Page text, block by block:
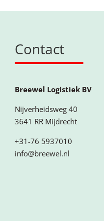
Contact
Breewel Logistiek BV
Nijverheidsweg 40
3641 RR Mijdrecht
+31-76 5937010
info@breewel.nl